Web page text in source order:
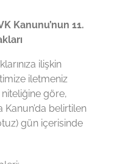
Kanunu’nun 11.
ilişkin
iletmeniz
göre,
belirtilen
gün içerisinde